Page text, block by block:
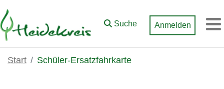
Zum Hauptinhalt springen
Suche Anmelden
Start Schüler-Ersatzfahrkarte